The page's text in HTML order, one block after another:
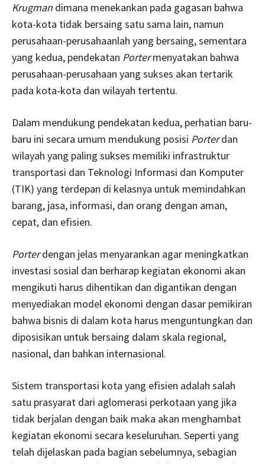
Krugman dimana menekankan pada gagasan bahwa
kota-kota tidak bersaing satu sama lain, namun
perusahaan-perusahaanlah yang bersaing, sementara
yang kedua, pendekatan Portermenyatakan bahwa
perusahaan-perusahaan yang sukses akan tertarik
pada kota-kota dan wilayah tertentu.
Dalam mendukung pendekatan kedua, perhatian baru-
baru ini secara umum mendukung posisi Porterdan
wilayah yang paling sukses memiliki infrastruktur
transportasi dan Teknologi Informasi dan Komputer
(TIK) yang terdepan di kelasnya untuk memindahkan
barang, jasa, informasi, dan orang dengan aman,
cepat, dan efisien.
Porterdengan jelas menyarankan agar meningkatkan
investasi sosial dan berharap kegiatan ekonomi akan
mengikuti harus dihentikan dan digantikan dengan
menyediakan model ekonomi dengan dasar pemikiran
bahwa bisnis di dalam kota harus menguntungkan dan
diposisikan untuk bersaing dalam skala regional,
nasional, dan bahkan internasional.
Sistem transportasi kota yang efisien adalah salah
satu prasyarat dari aglomerasi perkotaan yang jika
tidak berjalan dengan baik maka akan menghambat
kegiatan ekonomi secara keseluruhan. Seperti yang
telah dijelaskan pada bagian sebelumnya, sebagian